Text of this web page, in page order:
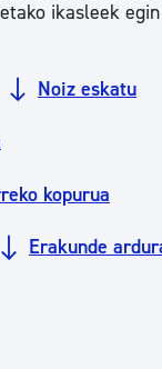
ikasleek
Noiz eskatu
kopurua
Erakunde